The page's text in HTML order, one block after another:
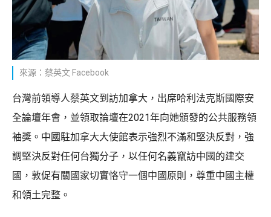
來源：蔡英文 Facebook
台灣前領導人蔡英文到訪加拿大，出席哈利法克斯國際安
全論壇年會，並領取論壇在2021年向她頒發的公共服務領
袖獎。中國駐加拿大大使館表示強烈不滿和堅決反對，強
調堅決反對任何台獨分子，以任何名義竄訪中國的建交
國，敦促有關國家切實恪守一個中國原則，尊重中國主權
和領土完整。